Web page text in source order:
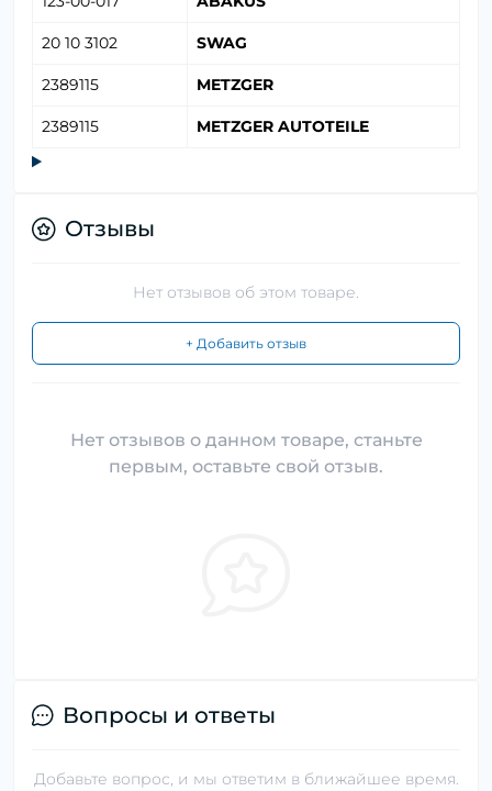
20 10 3102 SWAG
2389115 METZGER
2389115 METZGER AUTOTEILE
Отзывы
Нет отзывов об этом товаре.
+ Добавить отзыв
Нет отзывов о данном товаре, станьте
первым, оставьте свой отзыв.
Вопросы и ответы
Добавьте вопрос, и мы ответим в ближайшее время.